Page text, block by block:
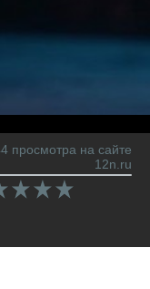
просмотра на сайте
12n.ru